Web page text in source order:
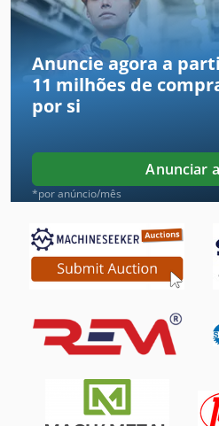
Fresadora De Mesa
Furadeira De Bancada
Furadeira De Coluna
Furadeira De Furo Profundo
Furadeira De Impacto
Furadeira De Mesa
Furadeira De Papel
Furadeira De Precisão
Furador De Mão
Furo De Linha
Anuncie agora a
11 milhões de
por si
Anunciar
*por anúncio/mês